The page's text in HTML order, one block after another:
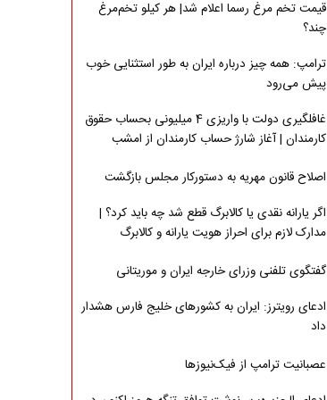
قیمت تخم مرغ رسما اعلام شد| هر کیلو تخم‌مرغ
چند؟
ترامپ: همه چیز درباره ایران به طور استثنایی خوب
پیش می‌رود
غافلگیری دولت با واریزی 4 میلیونی بحساب حقوق
کارمندان | آغاز شارژ حساب کارمندان از امشب
اصلاح قانون مهریه به دستورکار مجلس بازگشت
اگر یارانه نقدی یا کالابرگ قطع شد چه باید کرد؟ |
مدارک لازم برای احراز هویت یارانه و کالابرگ
گفتگوی تلفنی وزرای خارجه ایران و موریتانی
ادعای رویترز: ایران به کشورهای خلیج فارس هشدار
داد
عصبانیت ترامپ از فیک‌نیوزها